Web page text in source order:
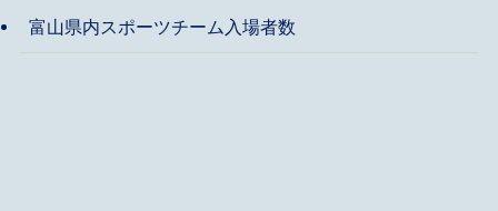
富山県内スポーツチーム入場者数